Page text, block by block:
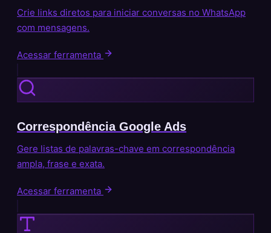
Crie links diretos para iniciar conversas no WhatsApp
com mensagens.
Acessar ferramenta
Correspondência Google Ads
Gere listas de palavras-chave em correspondência
ampla, frase e exata.
Acessar ferramenta